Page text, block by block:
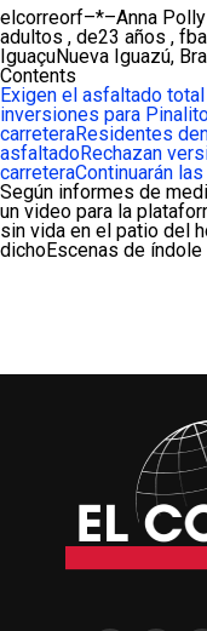
elcorreorf–*–Anna
adultos , de23 años ,
IguaçuNueva Iguazú,
Contents
Exigen el asfaltado
inversiones para
carreteraResidentes
asfaltadoRechazan
carreteraContinuarán
Según informes de
un video para la
sin vida en el patio del
dichoEscenas de índole